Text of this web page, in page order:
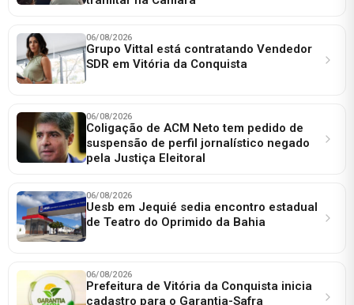
06/08/2026
Grupo Vittal está contratando Vendedor
SDR em Vitória da Conquista
06/08/2026
Coligação de ACM Neto tem pedido de
suspensão de perfil jornalístico negado
pela Justiça Eleitoral
06/08/2026
Uesb em Jequié sedia encontro estadual
de Teatro do Oprimido da Bahia
06/08/2026
Prefeitura de Vitória da Conquista inicia
cadastro para o Garantia-Safra